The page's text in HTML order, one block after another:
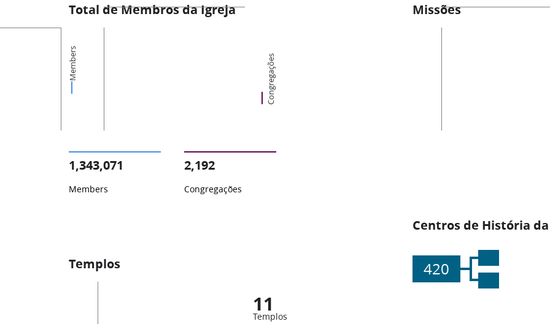
Total de Membros da Igreja
Members Congregações
1,343,071
Members
2,192
Congregações
Missões
Centros de História
420
Templos
11
Templos